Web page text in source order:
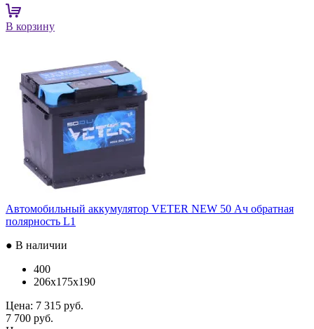
В корзину
Автомобильный аккумулятор VETER NEW 50 Ач обратная
полярность L1
● В наличии
400
206x175x190
Цена: 7 315 руб.
7 700 руб.